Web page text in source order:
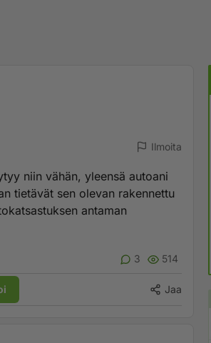
Ilmoita
niin vähän, yleensä autoani
tietävät sen olevan rakennettu
antaman
3 514
Jaa